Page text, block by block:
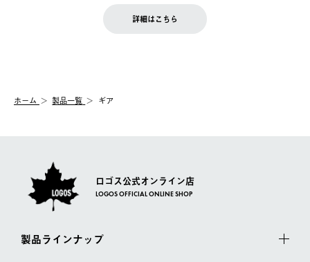
【配送業者】
佐川急便にて配送されます。
お客様都合の返品にかかる送料は、お客様ご負担とさせていただ
一度お手元の商品を返品いただき、ご希望商品を再注文してくだ
LOGOS FAMILY会員の方は、会員マイページ内 購入履歴画面に
詳細はこちら
ホーム 製品一覧 ギア
ロゴス公式オンライン店
LOGOS OFFICIAL ONLINE SHOP
製品ラインナップ